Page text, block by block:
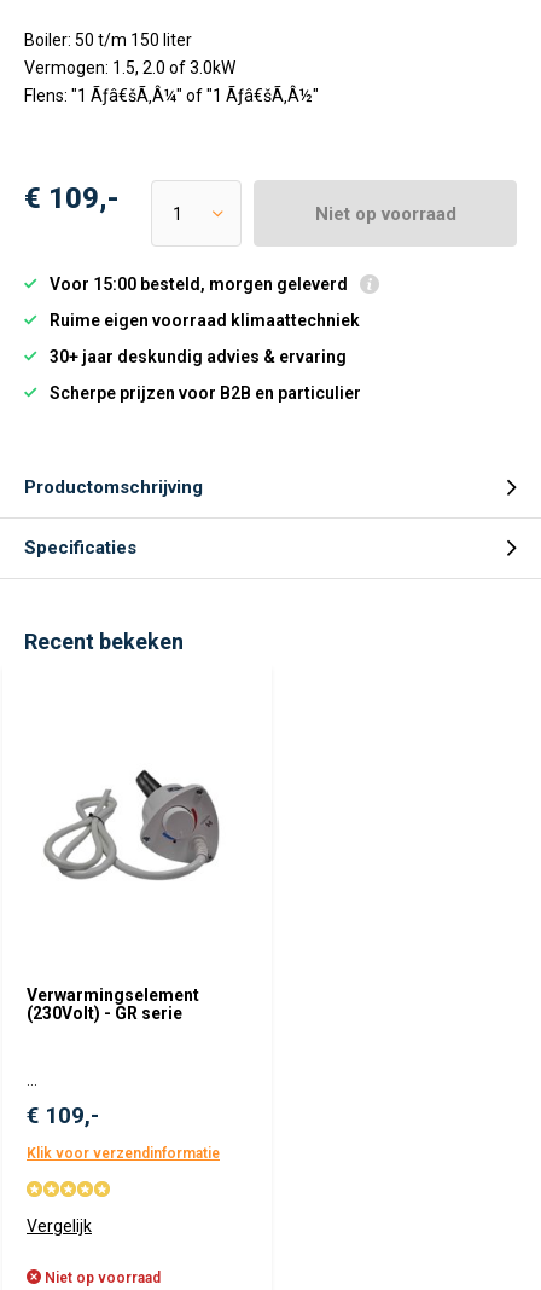
Boiler: 50 t/m 150 liter
Vermogen: 1.5, 2.0 of 3.0kW
Flens: "1 Ãƒâ€šÃ‚Â¼" of "1 Ãƒâ€šÃ‚Â½"
€ 109,- Niet op voorraad
Voor 15:00 besteld, morgen geleverd
Ruime eigen voorraad klimaattechniek
30+ jaar deskundig advies & ervaring
Scherpe prijzen voor B2B en particulier
Productomschrijving
Specificaties
Recent bekeken
Verwarmingselement
(230Volt) - GR serie
...
€ 109,-
Klik voor verzendinformatie
Vergelijk
Niet op voorraad